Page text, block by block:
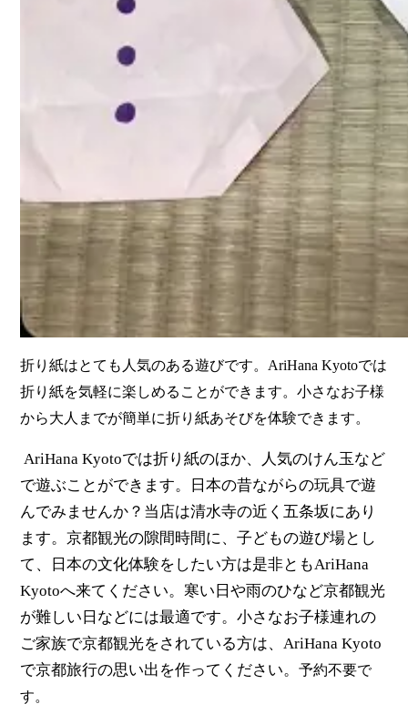
折り紙はとても人気のある遊びです。AriHana Kyotoでは
折り紙を気軽に楽しめることができます。小さなお子様
から大人までが簡単に折り紙あそびを体験できます。
AriHana Kyotoでは折り紙のほか、人気のけん玉など
で遊ぶことができます。日本の昔ながらの玩具で遊
んでみませんか？当店は清水寺の近く五条坂にあり
ます。京都観光の隙間時間に、子どもの遊び場とし
て、日本の文化体験をしたい方は是非ともAriHana
Kyotoへ来てください。寒い日や雨のひなど京都観光
が難しい日などには最適です。小さなお子様連れの
ご家族で京都観光をされている方は、AriHana Kyoto
で京都旅行の思い出を作ってください。予約不要で
す。